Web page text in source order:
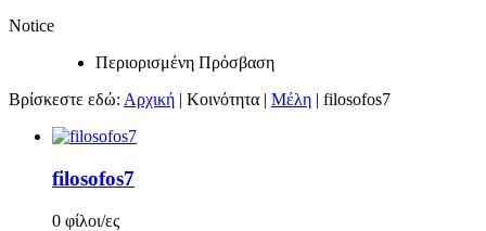
Notice
Περιορισμένη Πρόσβαση
Βρίσκεστε εδώ: Αρχική | Κοινότητα | Μέλη | filosofos7
filosofos7
0 φίλοι/ες